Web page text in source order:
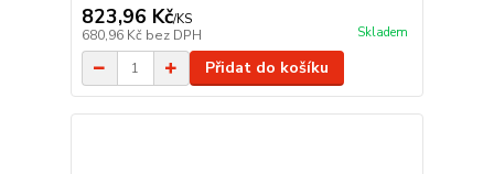
823,96 Kč/KS
680,96 Kč bez DPH Skladem
Přidat do košíku